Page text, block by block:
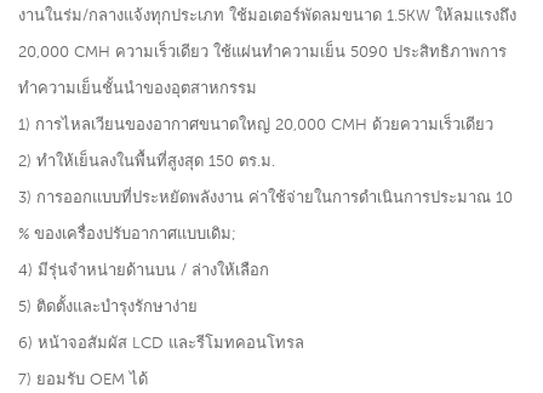
งานในร่ม/กลางแจ้งทุกประเภท ใช้มอเตอร์พัดลมขนาด 1.5KW ให้ลมแรงถึง
20,000 CMH ความเร็วเดียว ใช้แผ่นทำความเย็น 5090 ประสิทธิภาพการ
ทำความเย็นชั้นนำของอุตสาหกรรม
1) การไหลเวียนของอากาศขนาดใหญ่ 20,000 CMH ด้วยความเร็วเดียว
2) ทำให้เย็นลงในพื้นที่สูงสุด 150 ตร.ม.
3) การออกแบบที่ประหยัดพลังงาน ค่าใช้จ่ายในการดำเนินการประมาณ 10
% ของเครื่องปรับอากาศแบบเดิม;
4) มีรุ่นจำหน่ายด้านบน / ล่างให้เลือก
5) ติดตั้งและบำรุงรักษาง่าย
6) หน้าจอสัมผัส LCD และรีโมทคอนโทรล
7) ยอมรับ OEM ได้